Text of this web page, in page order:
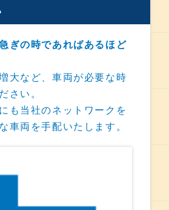
ぎの時であればあるほど
大など、車両が必要な時
さい。
も当社のネットワークを
車両を手配いたします。